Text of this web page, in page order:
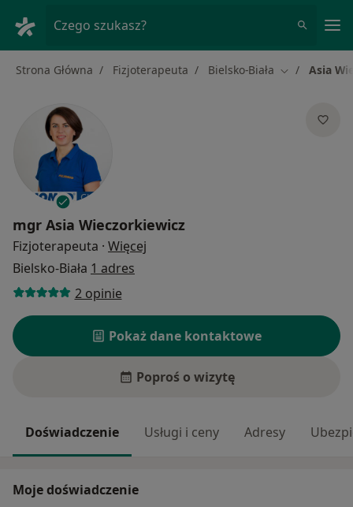
Czego szukasz?
Strona Główna Fizjoterapeuta Bielsko-Biała Zmień miasto
Asia
mgr Asia Wieczorkiewicz
Fizjoterapeuta · Więcej
Bielsko-Biała 1 adres
2 opinie
Pokaż dane kontaktowe
Poproś o wizytę
Doświadczenie Usługi i ceny Adresy
Moje doświadczenie